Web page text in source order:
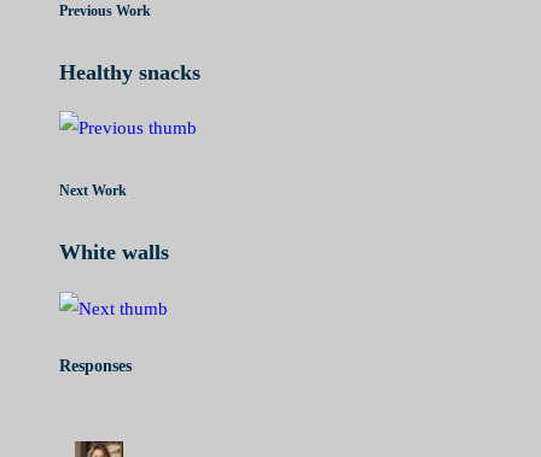
Previous Work
Healthy snacks
Next Work
White walls
Responses